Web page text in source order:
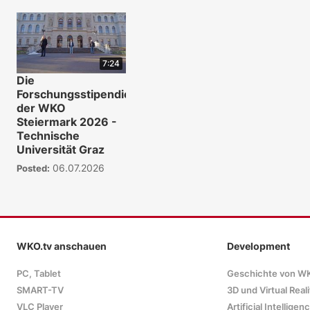
7:24
Die
Forschungsstipendien
der WKO
Steiermark 2026 -
Technische
Universität Graz
Posted: 06.07.2026
WKO.tv anschauen
PC, Tablet
SMART-TV
VLC Player
Development
Geschichte von
3D und Virtual
Artificial